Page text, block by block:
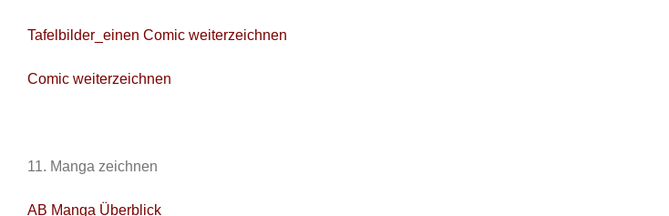
Tafelbilder_einen Comic weiterzeichnen
Comic weiterzeichnen
11. Manga zeichnen
AB Manga Überblick